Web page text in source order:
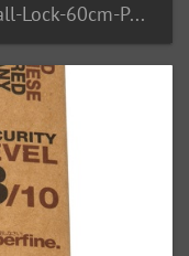
20398-Liix-Fahrradschloss-Small-Lock-60cm-Polka-Dots-Red 2